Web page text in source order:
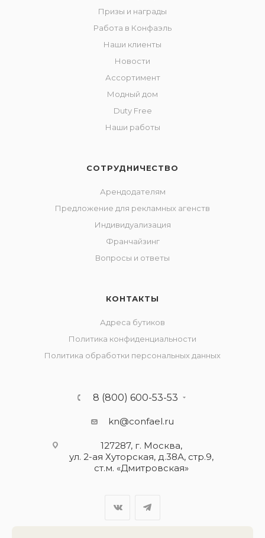
Призы и награды
Работа в Конфаэль
Наши клиенты
Новости
Ассортимент
Модный дом
Duty Free
Наши работы
СОТРУДНИЧЕСТВО
Арендодателям
Предложение для рекламных агенств
Индивидуализация
Франчайзинг
Вопросы и ответы
КОНТАКТЫ
Адреса бутиков
Политика конфиденциальности
Политика обработки персональных данных
8 (800) 600-53-53
kn@confael.ru
127287, г. Москва,
ул. 2-ая Хуторская, д.38А, стр.9,
ст.м. «Дмитровская»